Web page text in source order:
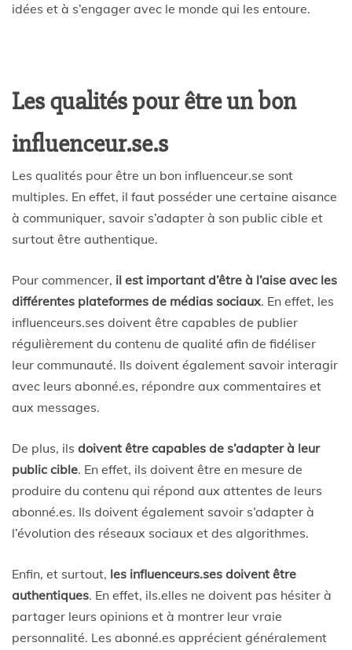
idées et à s’engager avec le monde qui les entoure.
Les qualités pour être un bon
influenceur.se.s
Les qualités pour être un bon influenceur.se sont
multiples. En effet, il faut posséder une certaine aisance
à communiquer, savoir s’adapter à son public cible et
surtout être authentique.
Pour commencer, il est important d’être à l’aise avec les
différentes plateformes de médias sociaux. En effet, les
influenceurs.ses doivent être capables de publier
régulièrement du contenu de qualité afin de fidéliser
leur communauté. Ils doivent également savoir interagir
avec leurs abonné.es, répondre aux commentaires et
aux messages.
De plus, ils doivent être capables de s’adapter à leur
public cible. En effet, ils doivent être en mesure de
produire du contenu qui répond aux attentes de leurs
abonné.es. Ils doivent également savoir s’adapter à
l’évolution des réseaux sociaux et des algorithmes.
Enfin, et surtout, les influenceurs.ses doivent être
authentiques. En effet, ils.elles ne doivent pas hésiter à
partager leurs opinions et à montrer leur vraie
personnalité. Les abonné.es apprécient généralement